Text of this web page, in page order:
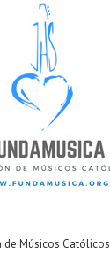
de Músicos Católicos